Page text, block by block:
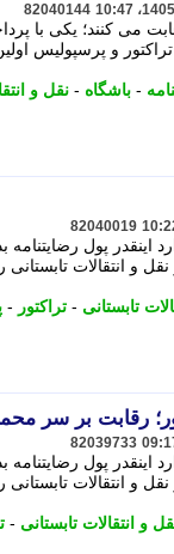
82040144
می کنند؛ یکی با
و پرسپولیس
- باشگاه - نقل و
82040019
اینقدر پول رضایتنامه
و انتقالات تابستانی
تابستانی - تراکتور -
رقابت بر سر
82039733
اینقدر پول رضایتنامه
و انتقالات تابستانی
و انتقالات تابستانی -